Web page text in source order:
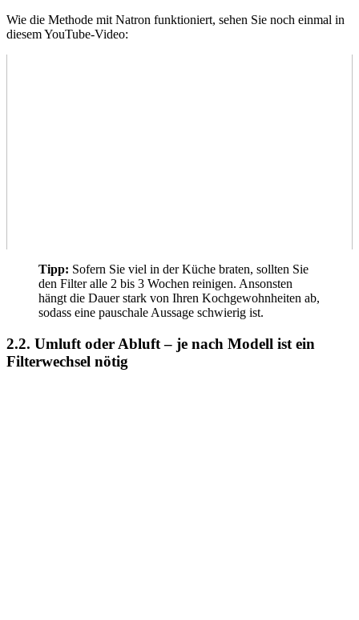
Wie die Methode mit Natron funktioniert, sehen Sie noch einmal in
diesem YouTube-Video:
Tipp: Sofern Sie viel in der Küche braten, sollten Sie
den Filter alle 2 bis 3 Wochen reinigen. Ansonsten
hängt die Dauer stark von Ihren Kochgewohnheiten ab,
sodass eine pauschale Aussage schwierig ist.
2.2. Umluft oder Abluft – je nach Modell ist ein
Filterwechsel nötig